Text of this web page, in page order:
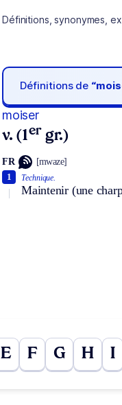
Définitions, synonymes,
Définitions de
moiser
v. (1er gr.)
FR [mwaze]
Technique.
Maintenir (une
1
E F G H I